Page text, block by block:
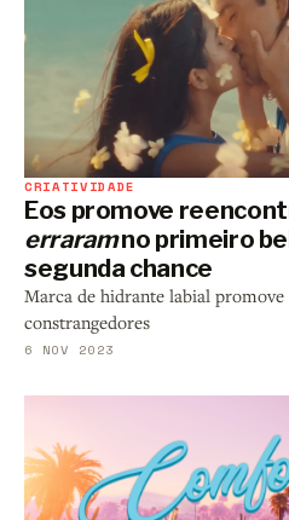
CRIATIVIDADE
Eos promove
erraramno primeiro
segunda chance
Marca de hidrante labial promove
constrangedores
6 NOV 2023